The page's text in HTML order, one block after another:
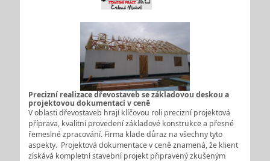
Precizní realizace dřevostaveb se základovou deskou a
projektovou dokumentací v ceně
V oblasti dřevostaveb hrají klíčovou roli precizní projektová
příprava, kvalitní provedení základové konstrukce a přesné
řemeslné zpracování. Firma klade důraz na všechny tyto
aspekty. Projektová dokumentace v ceně znamená, že klient
získává kompletní stavební projekt připravený zkušeným